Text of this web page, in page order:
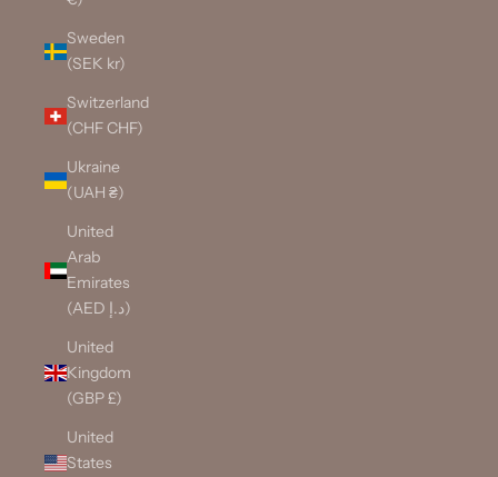
Sweden
(SEK kr)
Switzerland
(CHF CHF)
Ukraine
(UAH ₴)
United
Arab
Emirates
(AED د.إ)
United
Kingdom
(GBP £)
United
States